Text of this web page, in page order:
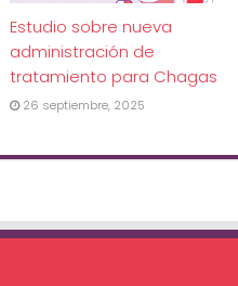
Estudio sobre nueva
administración de
tratamiento para Chagas
26 septiembre, 2025